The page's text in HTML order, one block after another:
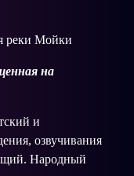
реки Мойки
на
и
озвучивания
Народный